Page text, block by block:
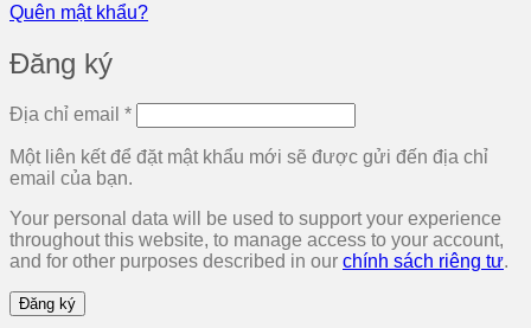
Quên mật khẩu?
Đăng ký
Địa chỉ email *Bắt
buộc
Một liên kết để đặt mật khẩu mới sẽ được gửi đến địa chỉ
email của bạn.
Your personal data will be used to support your experience
throughout this website, to manage access to your account,
and for other purposes described in our chính sách riêng tư.
Đăng ký